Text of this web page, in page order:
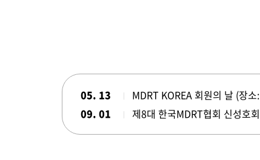
05. 13
MDRT KOREA 회원의 날 (장소
09. 01
제8대 한국MDRT협회 신성호